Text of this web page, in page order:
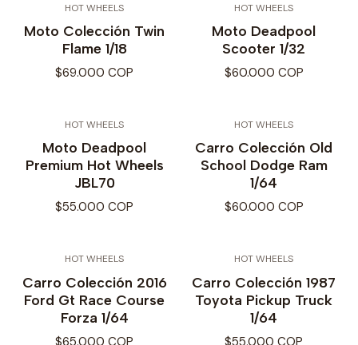
HOT WHEELS
Moto Colección Twin
Flame 1/18
$69.000 COP
HOT WHEELS
Moto Deadpool
Scooter 1/32
$60.000 COP
HOT WHEELS
Moto Deadpool
Premium Hot Wheels
JBL70
$55.000 COP
HOT WHEELS
Carro Colección Old
School Dodge Ram
1/64
$60.000 COP
HOT WHEELS
Carro Colección 2016
Ford Gt Race Course
Forza 1/64
$65.000 COP
HOT WHEELS
Carro Colección 1987
Toyota Pickup Truck
1/64
$55.000 COP